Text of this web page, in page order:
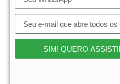
SIM! QUERO